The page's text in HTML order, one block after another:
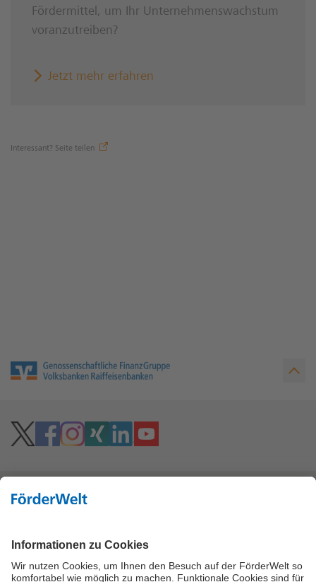
Fördermittel, um Ihr Unternehmenswachstum
voranzutreiben?
Jetzt mehr erfahren
Interessant? Seite teilen
Vielzahl an Fördermitteln